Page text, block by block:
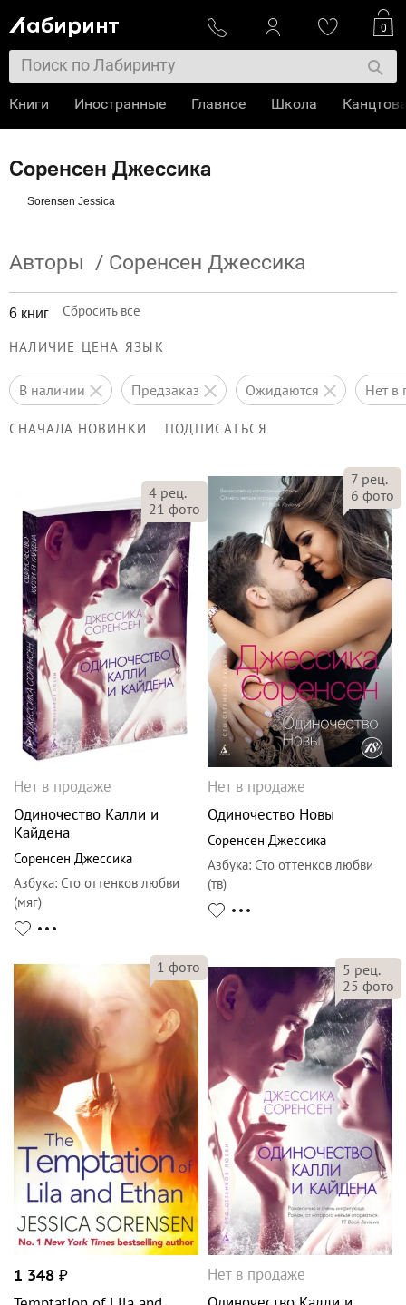
Соренсен Джессика
Sorensen Jessica
Авторы / Соренсен Джессика
6 книг Сбросить все
НАЛИЧИЕ ЦЕНА ЯЗЫК
в наличии предзаказ ожидаются нет
СНАЧАЛА НОВИНКИ ПОДПИСАТЬСЯ
4 рец.
21 фото
Нет в продаже
Одиночество Калли и
Кайдена
Соренсен Джессика
Азбука: Сто оттенков любви
(мяг)
7 рец.
6 фото
Нет в продаже
Одиночество Новы
Соренсен Джессика
Азбука: Сто оттенков любви
(тв)
1 фото
1 348 ₽
5 рец.
25 фото
Нет в продаже
0
Книги Иностранные Главное Школа